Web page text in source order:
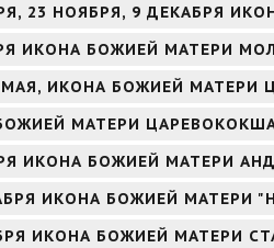
23 НОЯБРЯ, 9 ДЕКАБРЯ
ИКОНА БОЖИЕЙ МАТЕРИ
МАЯ, ИКОНА БОЖИЕЙ МАТЕРИ
МАТЕРИ
ИКОНА БОЖИЕЙ МАТЕРИ
ИКОНА БОЖИЕЙ МАТЕРИ
ИКОНА БОЖИЕЙ МАТЕРИ